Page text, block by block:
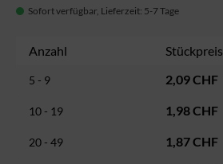
Sofort verfügbar, Lieferzeit: 5-7 Tage
Anzahl Stückpreis
5 - 9 2,09 CHF
10 - 19 1,98 CHF
20 - 49 1,87 CHF